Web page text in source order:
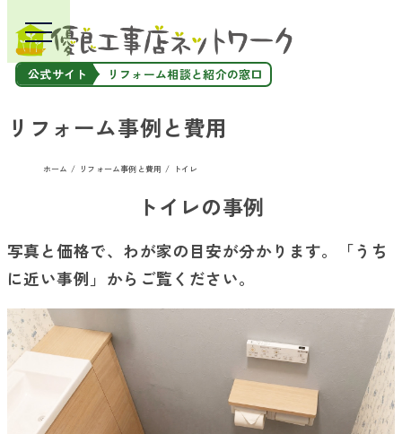
公式サイト リフォーム相談と紹介の窓口
リフォーム事例と費用
ホーム リフォーム事例と費用 トイレ
トイレの事例
写真と価格で、わが家の目安が分かります。
「うち
に近い事例」からご覧ください。